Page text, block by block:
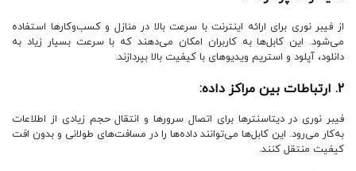
از فیبر نوری برای ارائه اینترنت با سرعت بالا در منازل و کسب‌وکارها استفاده
می‌شود. این کابل‌ها به کاربران امکان می‌دهند که با سرعت بسیار زیاد به
دانلود، آپلود و استریم ویدیوهای با کیفیت بالا بپردازند.
2. ارتباطات بین مراکز داده:
فیبر نوری در دیتاسنترها برای اتصال سرورها و انتقال حجم زیادی از اطلاعات
به‌کار می‌رود. این کابل‌ها می‌توانند داده‌ها را در مسافت‌های طولانی و بدون افت
کیفیت منتقل کنند.